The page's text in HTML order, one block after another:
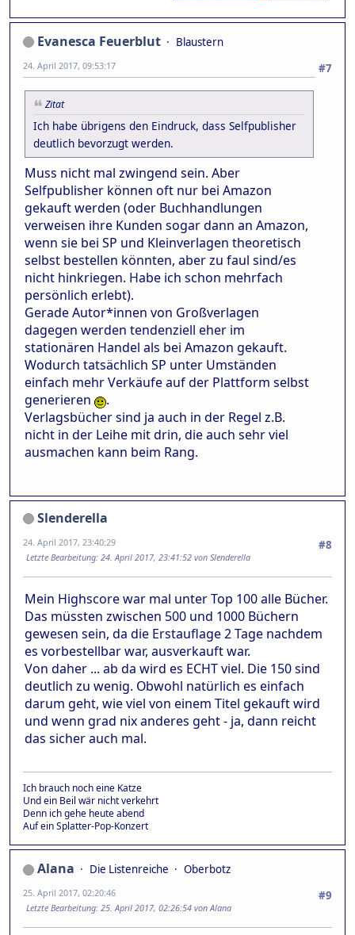
Evanesca Feuerblut
Blaustern
#7
24. April 2017, 09:53:17
Zitat
Ich habe übrigens den Eindruck, dass Selfpublisher
deutlich bevorzugt werden.
Muss nicht mal zwingend sein. Aber
Selfpublisher können oft nur bei Amazon
gekauft werden (oder Buchhandlungen
verweisen ihre Kunden sogar dann an Amazon,
wenn sie bei SP und Kleinverlagen theoretisch
selbst bestellen könnten, aber zu faul sind/es
nicht hinkriegen. Habe ich schon mehrfach
persönlich erlebt).
Gerade Autor*innen von Großverlagen
dagegen werden tendenziell eher im
stationären Handel als bei Amazon gekauft.
Wodurch tatsächlich SP unter Umständen
einfach mehr Verkäufe auf der Plattform selbst
generieren
.
Verlagsbücher sind ja auch in der Regel z.B.
nicht in der Leihe mit drin, die auch sehr viel
ausmachen kann beim Rang.
Slenderella
#8
24. April 2017, 23:40:29
Letzte Bearbeitung: 24. April 2017, 23:41:52 von Slenderella
Mein Highscore war mal unter Top 100 alle Bücher.
Das müssten zwischen 500 und 1000 Büchern
gewesen sein, da die Erstauflage 2 Tage nachdem
es vorbestellbar war, ausverkauft war.
Von daher ... ab da wird es ECHT viel. Die 150 sind
deutlich zu wenig. Obwohl natürlich es einfach
darum geht, wie viel von einem Titel gekauft wird
und wenn grad nix anderes geht - ja, dann reicht
das sicher auch mal.
Ich brauch noch eine Katze
Und ein Beil wär nicht verkehrt
Denn ich gehe heute abend
Auf ein Splatter-Pop-Konzert
Alana Die Listenreiche
Oberbotz
#9
25. April 2017, 02:20:46
Letzte Bearbeitung: 25. April 2017, 02:26:54 von Alana